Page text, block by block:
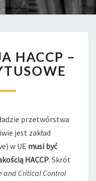
HACCP –
przetwórstwa
jest zakład
w UE musi być
HACCP. Skrót
and Critical Control